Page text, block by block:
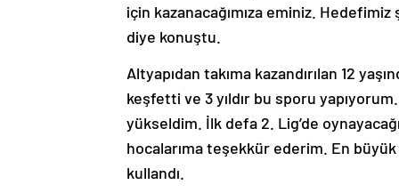
için kazanacağımıza eminiz.
diye konuştu.
Altyapıdan takıma kazandırılan 12
keşfetti ve 3 yıldır bu sporu
yükseldim. İlk defa 2. Lig’de
hocalarıma teşekkür ederim. En
kullandı.